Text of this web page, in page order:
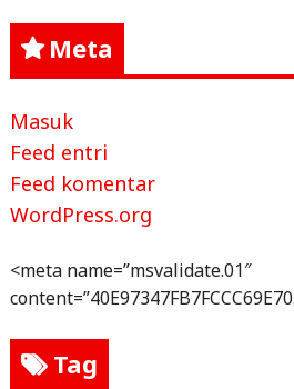
Meta
Masuk
Feed entri
Feed komentar
WordPress.org
<meta name=”msvalidate.01″
Tag